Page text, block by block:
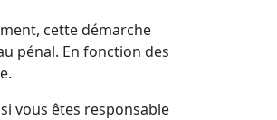
cette démarche
pénal. En fonction des
vous êtes responsable